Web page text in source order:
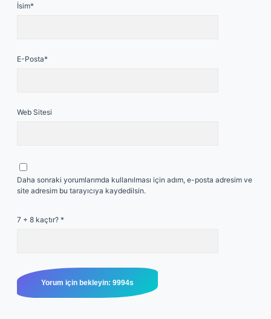
İsim*
E-Posta*
Web Sitesi
Daha sonraki yorumlarımda kullanılması için adım, e-posta adresim ve
site adresim bu tarayıcıya kaydedilsin.
7 + 8 kaçtır? *